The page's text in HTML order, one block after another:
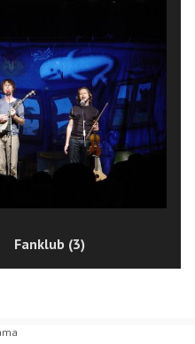
Fanklub (3)